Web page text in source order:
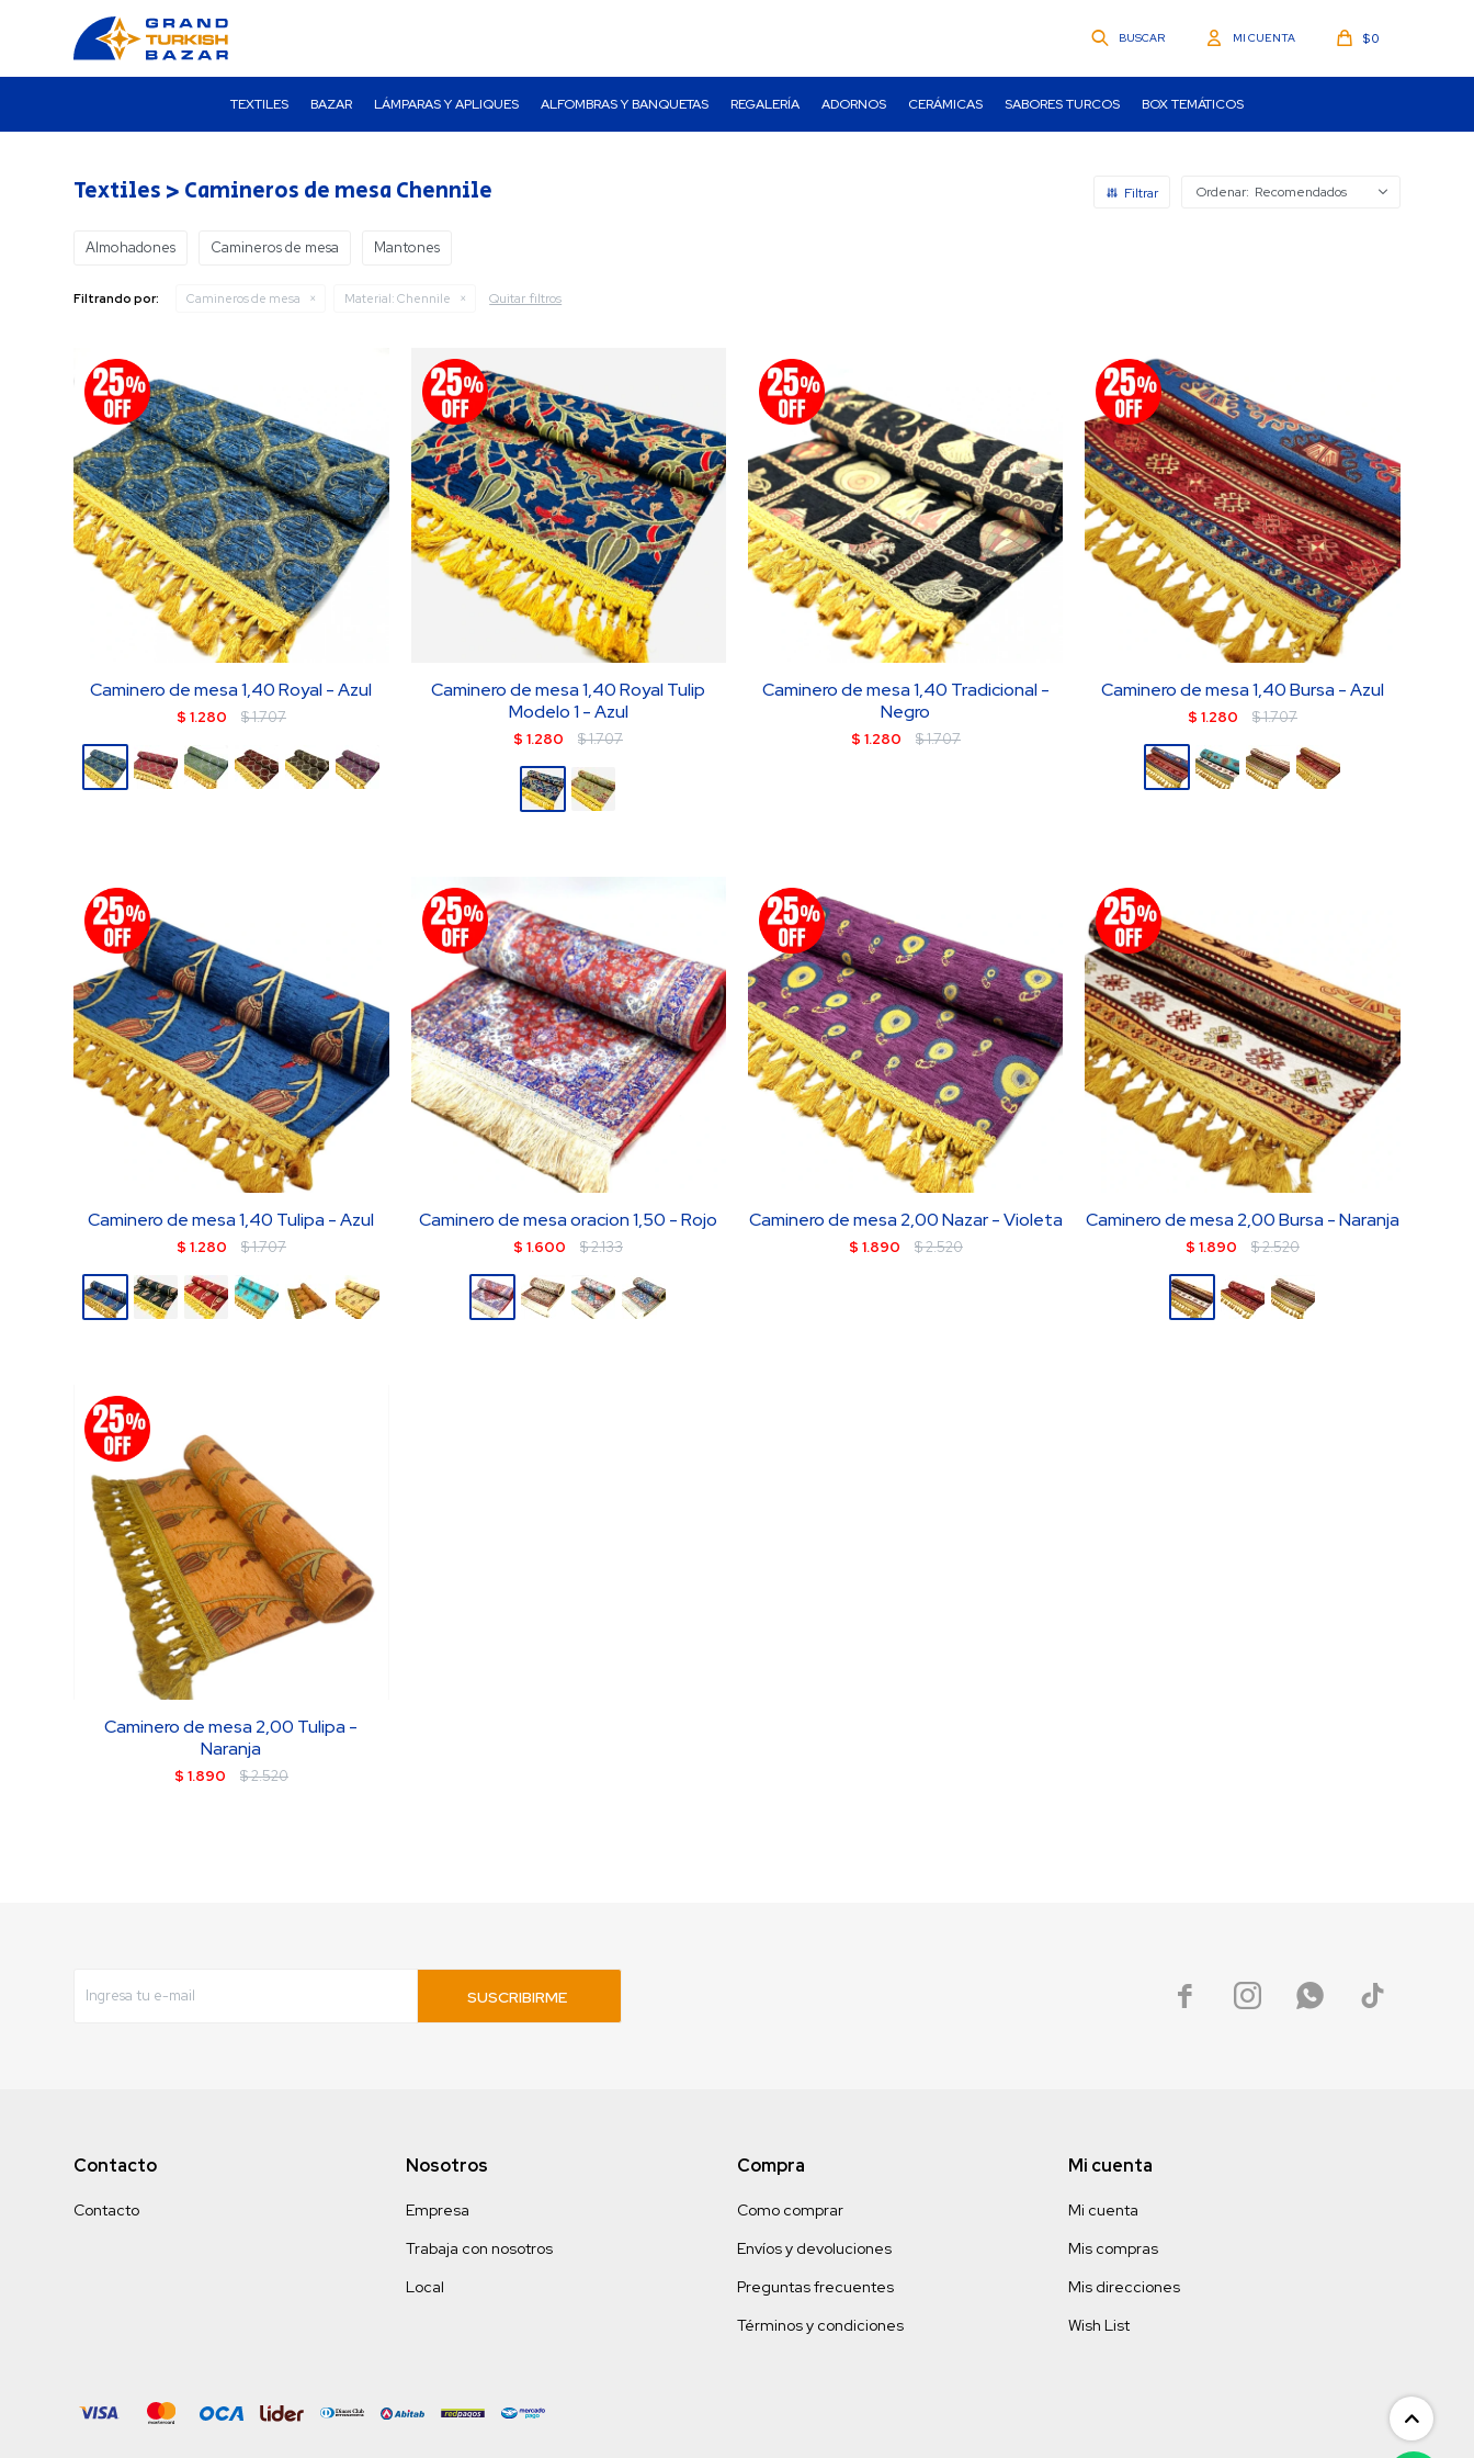
TEXTILES BAZAR LÁMPARAS Y APLIQUES ALFOMBRAS Y BANQUETAS REGALERÍA ADORNOS CERÁMICAS SABORES TURCOS BOX TEMÁTICOS
$0
Textiles > Camineros de mesa Chennile Recomendados
Almohadones Camineros de mesa Mantones
Filtrando por: Camineros de mesa Material: Chennile Quitar filtros
Caminero de mesa 1,40 Royal - Azul
$ 1.280 $1.707
Caminero de mesa 1,40 Royal Tulip
Modelo 1 - Azul
$ 1.280 $1.707
Caminero de mesa 1,40 Tradicional -
Negro
$ 1.280 $1.707
Caminero de mesa 1,40 Bursa - Azul
$ 1.280 $1.707
Caminero de mesa 1,40 Tulipa - Azul
$ 1.280 $1.707
Caminero de mesa oracion 1,50 - Rojo
$ 1.600 $2.133
Caminero de mesa 2,00 Nazar - Violeta
$ 1.890 $2.520
Caminero de mesa 2,00 Bursa - Naranja
$ 1.890 $2.520
Caminero de mesa 2,00 Tulipa -
Naranja
$ 1.890 $2.520
SUSCRIBIRME    
Contacto
Contacto
Nosotros
Empresa
Trabaja con nosotros
Local
Compra
Como comprar
Envíos y devoluciones
Preguntas frecuentes
Términos y condiciones
Mi cuenta
Mi cuenta
Mis compras
Mis direcciones
Wish List